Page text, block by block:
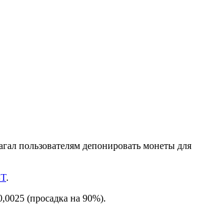
пользователям депонировать монеты для
.
(просадка на 90%).